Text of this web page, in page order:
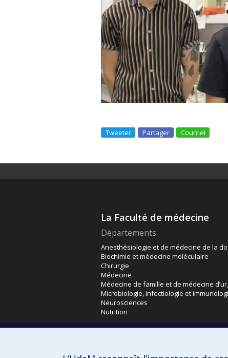
Tweeter Partager Courriel
La Faculté de médecine
Départements
Anesthésiologie et de médecine de la
Biochimie et médecine moléculaire
Chirurgie
Médecine
Médecine de famille et de médecine
Microbiologie, infectiologie et
Neurosciences
Nutrition